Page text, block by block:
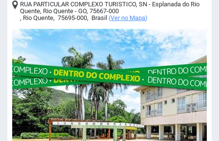
RUA PARTICULAR COMPLEXO TURISTICO, SN - Esplanada do Rio
Quente, Rio Quente - GO, 75667-000
, Rio Quente, 75695-000, Brasil (Ver no Mapa)